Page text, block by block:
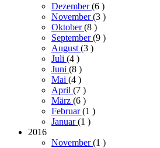
Dezember(6 )
November(3 )
Oktober(8 )
September(9 )
August (3 )
Juli (4 )
Juni (8 )
Mai (4 )
April (7 )
März (6 )
Februar(1 )
Januar(1 )
2016
November(1 )